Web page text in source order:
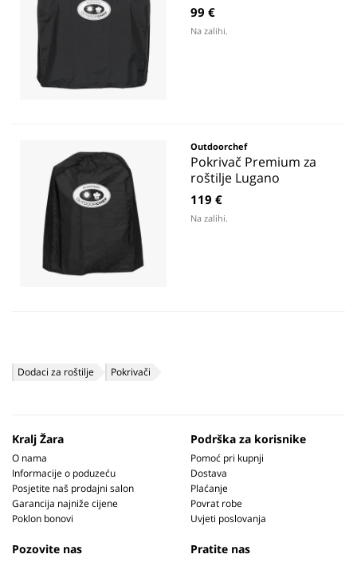
99 €
Na zalihi.
Outdoorchef
Pokrivač Premium za
roštilje Lugano
119 €
Na zalihi.
Dodaci za roštilje Pokrivači
Kralj Žara
O nama
Informacije o poduzeću
Posjetite naš prodajni salon
Garancija najniže cijene
Poklon bonovi
Podrška za korisnike
Pomoć pri kupnji
Dostava
Plaćanje
Povrat robe
Uvjeti poslovanja
Pozovite nas
Pratite nas